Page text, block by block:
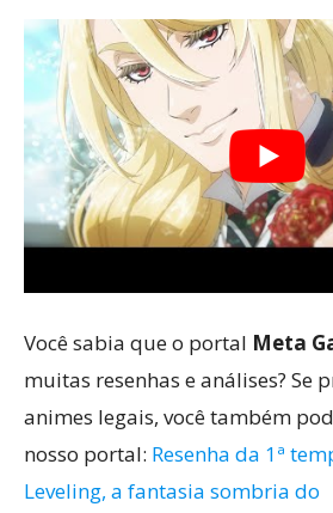
Você sabia que o portal Meta
muitas resenhas e análises? Se
animes legais, você também
nosso portal: Resenha da 1ª
Leveling, a fantasia sombria do